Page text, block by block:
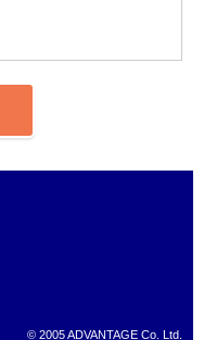
© 2005 ADVANTAGE Co. Ltd.